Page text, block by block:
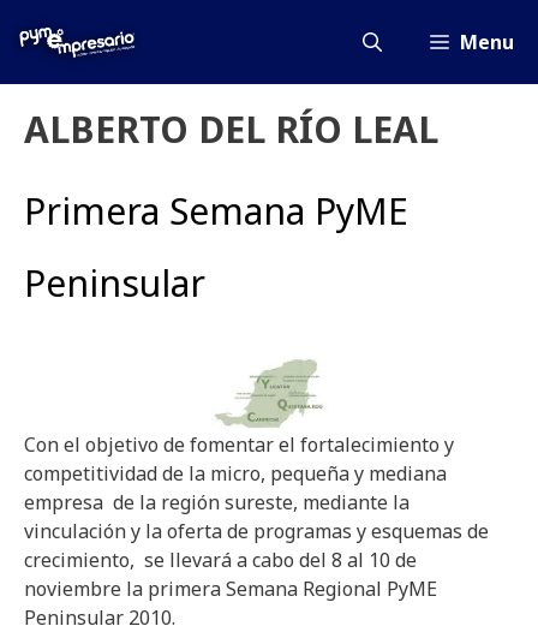
Menu
ALBERTO DEL RÍO LEAL
Primera Semana PyME
Peninsular
Con el objetivo de fomentar el fortalecimiento y
competitividad de la micro, pequeña y mediana
empresa de la región sureste, mediante la
vinculación y la oferta de programas y esquemas de
crecimiento, se llevará a cabo del 8 al 10 de
noviembre la primera Semana Regional PyME
Peninsular 2010.